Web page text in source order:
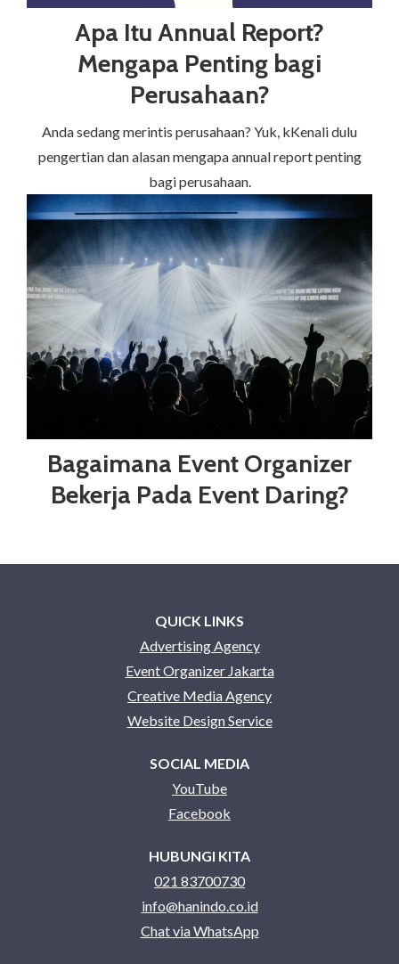
Apa Itu Annual Report?
Mengapa Penting bagi
Perusahaan?
Anda sedang merintis perusahaan? Yuk, kKenali dulu
pengertian dan alasan mengapa annual report penting
bagi perusahaan.
Bagaimana Event Organizer
Bekerja Pada Event Daring?
QUICK LINKS
Advertising Agency
Event Organizer Jakarta
Creative Media Agency
Website Design Service
SOCIAL MEDIA
YouTube
Facebook
HUBUNGI KITA
021 83700730
info@hanindo.co.id
Chat via WhatsApp